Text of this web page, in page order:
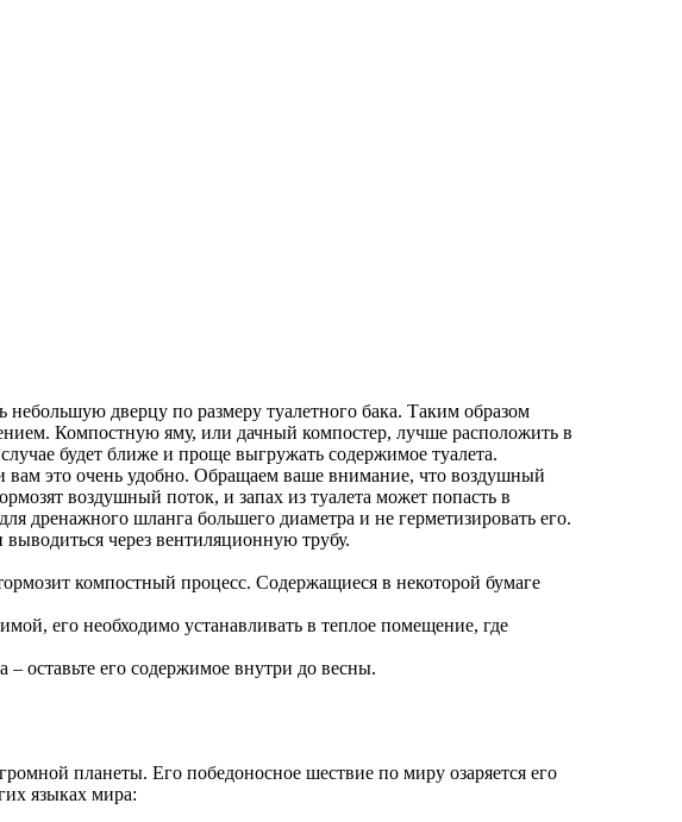
дверцу по размеру туалетного бака. Таким образом
Компостную яму, или дачный компостер, лучше расположить в
будет ближе и проще выгружать содержимое туалета.
вам это очень удобно. Обращаем ваше внимание, что воздушный
воздушный поток, и запах из туалета может попасть в
дренажного шланга большего диаметра и не герметизировать его.
через вентиляционную трубу.
компостный процесс. Содержащиеся в некоторой бумаге
его необходимо устанавливать в теплое помещение, где
– оставьте его содержимое внутри до весны.
планеты. Его победоносное шествие по миру озаряется его
языках мира: